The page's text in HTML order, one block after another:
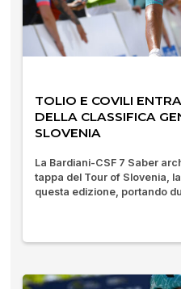
TOLIO E COVILI
DELLA CLASSIFICA
SLOVENIA
La Bardiani-CSF 7 Saber
tappa del Tour of Slovenia,
questa edizione, portando